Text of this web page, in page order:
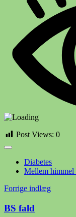
Post Views: 0
Diabetes
Mellem himmel
Forrige indlæg
BS fald